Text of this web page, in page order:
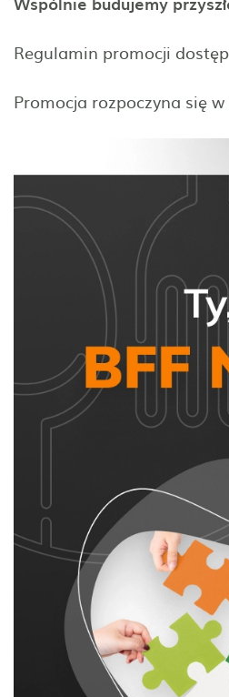
Regulamin promocji
Promocja rozpoczyna się